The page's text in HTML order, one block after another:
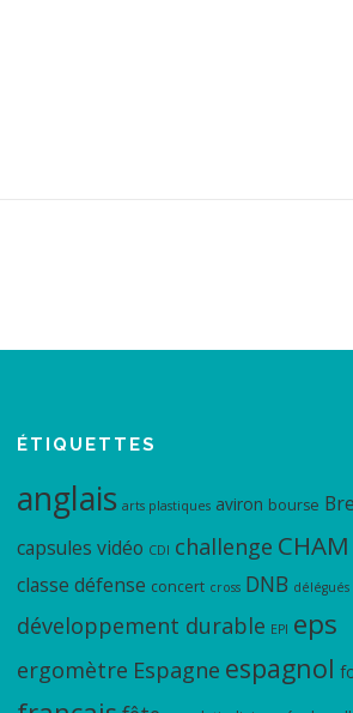
ÉTIQUETTES
anglais arts plastiques aviron bourse
capsules vidéo CDI challenge CHAM
classe défense concert cross DNB délégués
développement durable EPI eps
ergomètre Espagne espagnol